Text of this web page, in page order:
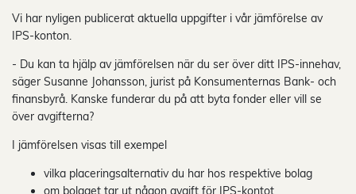
Vi har nyligen publicerat aktuella uppgifter i vår jämförelse av
IPS-konton.
- Du kan ta hjälp av jämförelsen när du ser över ditt IPS-innehav,
säger Susanne Johansson, jurist på Konsumenternas Bank- och
finansbyrå. Kanske funderar du på att byta fonder eller vill se
över avgifterna?
I jämförelsen visas till exempel
vilka placeringsalternativ du har hos respektive bolag
om bolaget tar ut någon avgift för IPS-kontot